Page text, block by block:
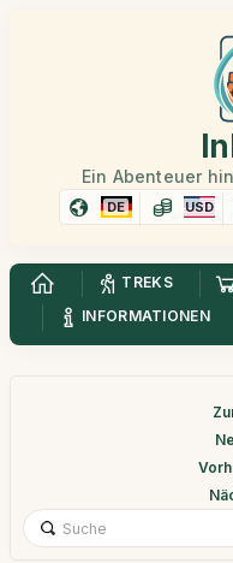
Ein Abenteuer
DE USD
TREKS
INFORMATIONEN